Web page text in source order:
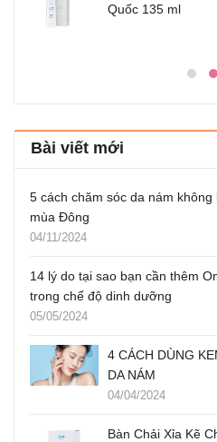
Quốc 135 ml
Bài viết mới
5 cách chăm sóc da nám không
mùa Đông
04/11/2024
14 lý do tại sao bạn cần thêm
trong chế độ dinh dưỡng
05/05/2024
4 CÁCH DÙNG
DA NÁM
04/04/2024
Bàn Chải Xỉa Kẽ